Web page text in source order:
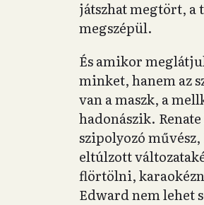
játszhat megtört, a
megszépül.
És amikor
minket, hanem az
van a maszk, a
hadonászik.
szipolyozó
eltúlzott
flörtölni,
Edward nem lehet